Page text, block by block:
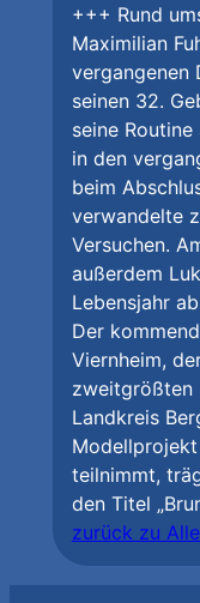
+++ Rund
Maximilian
vergangenen
seinen 32.
seine
in den
beim
verwandelte
Versuchen.
außerdem
Lebensjahr
Der
Viernheim,
zweitgrößten
Landkreis
teilnimmt,
den Titel
zurück zu